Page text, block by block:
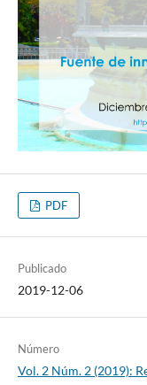
PDF
Publicado
2019-12-06
Número
Vol. 2 Núm. 2 (2019):